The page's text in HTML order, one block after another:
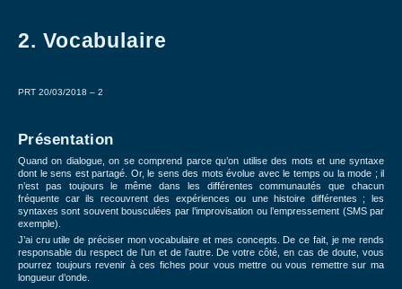
2. Vocabulaire
PRT 20/03/2018 – 2
Présentation
Quand on dialogue, on se comprend parce qu’on utilise des mots et une syntaxe
dont le sens est partagé. Or, le sens des mots évolue avec le temps ou la mode ; il
n’est pas toujours le même dans les différentes communautés que chacun
fréquente car ils recouvrent des expériences ou une histoire différentes ; les
syntaxes sont souvent bousculées par l’improvisation ou l’empressement (SMS par
exemple).
J’ai cru utile de préciser mon vocabulaire et mes concepts. De ce fait, je me rends
responsable du respect de l’un et de l’autre. De votre côté, en cas de doute, vous
pourrez toujours revenir à ces fiches pour vous mettre ou vous remettre sur ma
longueur d’onde.